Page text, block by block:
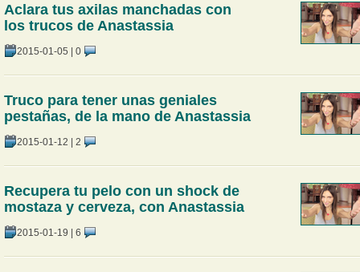
Aclara tus axilas manchadas con
los trucos de Anastassia
2015-01-05 | 0
Truco para tener unas geniales
pestañas, de la mano de Anastassia
2015-01-12 | 2
Recupera tu pelo con un shock de
mostaza y cerveza, con Anastassia
2015-01-19 | 6